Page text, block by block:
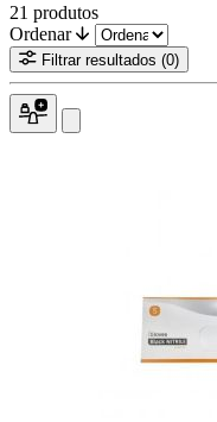
21 produtos
Ordenar
Filtrar resultados (0)